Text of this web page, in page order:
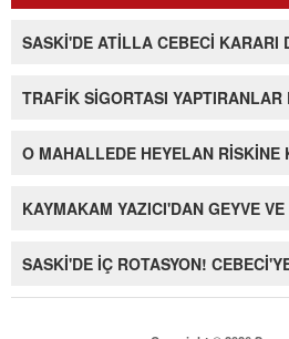
SASKİ'DE ATİLLA CEBECİ KARARI
TRAFİK SİGORTASI YAPTIRANLAR
O MAHALLEDE HEYELAN RİSKİNE
KAYMAKAM YAZICI'DAN GEYVE
SASKİ'DE İÇ ROTASYON!